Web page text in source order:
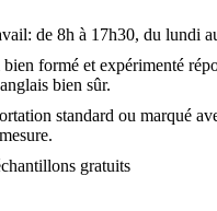
de 8h à 17h30, du lundi
formé et expérimenté
bien sûr.
standard ou marqué
gratuits